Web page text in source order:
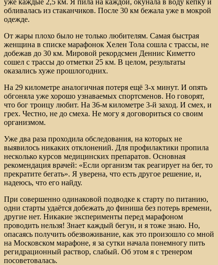
обливалась из стаканчиков. После 30 км бежала уже в мокрой
одежде.
От жары плохо было не только любителям. Самая быстрая
женщина в списке марафонок Хелен Тола сошла с трассы, не
добежав до 30 км. Мировой рекордсмен Деннис Киметто
сошел с трассы до отметки 25 км. В целом, результаты
оказались хуже прошлогодних.
На 29 километре аналогичная потеря ещё 3-х минут. И опять
обгоняла уже хорошо узнаваемых спортсменов. Но говорят,
что бог троицу любит. На 36-м километре 3-й заход. И смех, и
грех. Честно, не до смеха. Не могу я договориться со своим
организмом.
Уже два раза проходила обследования, на которых не
выявилось никаких отклонений. Для профилактики пропила
несколько курсов медицинских препаратов. Основная
рекомендация врачей: «Если организм так реагирует на бег, то
прекратите бегать». Я уверена, что есть другое решение, и,
надеюсь, что его найду.
При совершенно одинаковой подводке к старту по питанию,
одни старты удаётся добежать до финиша без потерь времени,
другие нет. Никакие эксперименты перед марафоном
проводить нельзя! Знает каждый бегун, и я тоже знаю. Но,
опасаясь получить обезвоживание, как это произошло со мной
на Московском марафоне, я за сутки начала понемногу пить
регидрационный раствор, слабый. Об этом я с тренером
посоветовалась.